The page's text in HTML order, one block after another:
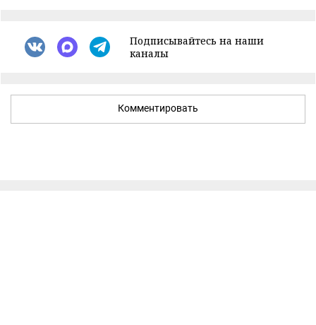
Подписывайтесь на наши
каналы
Комментировать